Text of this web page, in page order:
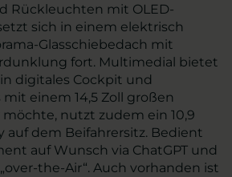
Rückleuchten mit OLED-
sich in einem elektrisch
Glasschiebedach mit
fort. Multimedial bietet
digitales Cockpit und
einem 14,5 Zoll großen
möchte, nutzt zudem ein 10,9
auf dem Beifahrersitz. Bedient
auf Wunsch via ChatGPT und
the-Air“. Auch vorhanden ist